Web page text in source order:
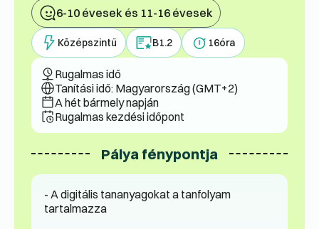
6-10 évesek és 11-16 évesek
Középszintű B1.2 16óra
Rugalmas idő
Tanítási idő: Magyarország (GMT+2)
A hét bármely napján
Rugalmas kezdési időpont
Pálya fénypontja
- A digitális tananyagokat a tanfolyam
tartalmazza